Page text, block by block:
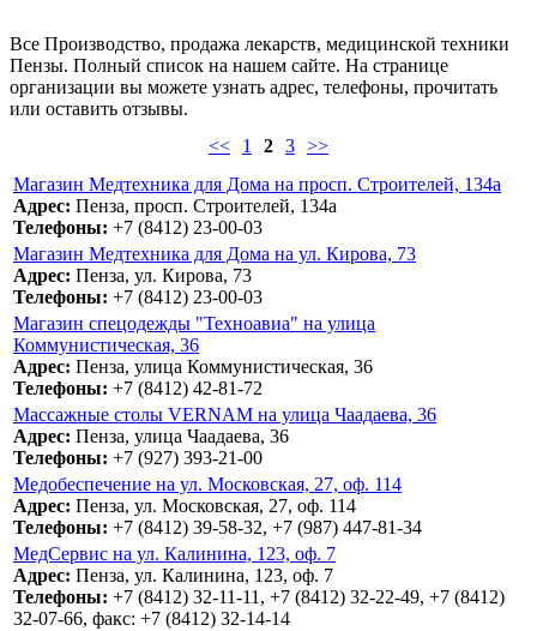
Все Производство, продажа лекарств, медицинской техники
Пензы. Полный список на нашем сайте. На странице
организации вы можете узнать адрес, телефоны, прочитать
или оставить отзывы.
<<
1 2 3 >>
Магазин Медтехника для Дома на просп. Строителей, 134а
Адрес: Пенза, просп. Строителей, 134а
Телефоны: +7 (8412) 23-00-03
Магазин Медтехника для Дома на ул. Кирова, 73
Адрес: Пенза, ул. Кирова, 73
Телефоны: +7 (8412) 23-00-03
Магазин спецодежды "Техноавиа" на улица
Коммунистическая, 36
Адрес: Пенза, улица Коммунистическая, 36
Телефоны: +7 (8412) 42-81-72
Массажные столы VERNAM на улица Чаадаева, 36
Адрес: Пенза, улица Чаадаева, 36
Телефоны: +7 (927) 393-21-00
Медобеспечение на ул. Московская, 27, оф. 114
Адрес: Пенза, ул. Московская, 27, оф. 114
Телефоны: +7 (8412) 39-58-32, +7 (987) 447-81-34
МедСервис на ул. Калинина, 123, оф. 7
Адрес: Пенза, ул. Калинина, 123, оф. 7
Телефоны: +7 (8412) 32-11-11, +7 (8412) 32-22-49, +7 (8412)
32-07-66, факс: +7 (8412) 32-14-14